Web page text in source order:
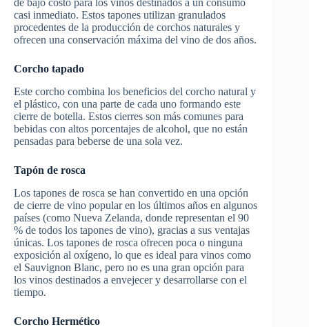
de bajo costo para los vinos destinados a un consumo
casi inmediato. Estos tapones utilizan granulados
procedentes de la producción de corchos naturales y
ofrecen una conservación máxima del vino de dos años.
Corcho tapado
Este corcho combina los beneficios del corcho natural y
el plástico, con una parte de cada uno formando este
cierre de botella. Estos cierres son más comunes para
bebidas con altos porcentajes de alcohol, que no están
pensadas para beberse de una sola vez.
Tapón de rosca
Los tapones de rosca se han convertido en una opción
de cierre de vino popular en los últimos años en algunos
países (como Nueva Zelanda, donde representan el 90
% de todos los tapones de vino), gracias a sus ventajas
únicas. Los tapones de rosca ofrecen poca o ninguna
exposición al oxígeno, lo que es ideal para vinos como
el Sauvignon Blanc, pero no es una gran opción para
los vinos destinados a envejecer y desarrollarse con el
tiempo.
Corcho Hermético